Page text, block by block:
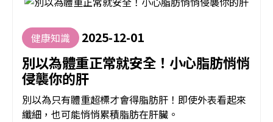
健康知識 2025-12-01
別以為體重正常就安全！小心脂肪悄悄
侵襲你的肝
別以為只有體重超標才會得脂肪肝！即使外表看起來
纖細，也可能悄悄累積脂肪在肝臟。